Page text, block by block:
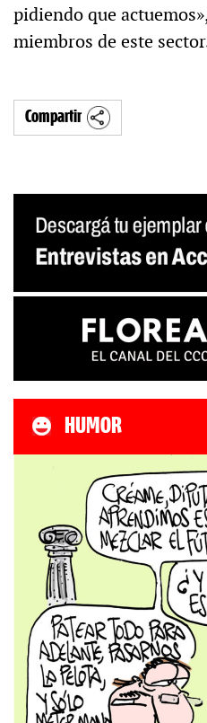
pidiendo que
miembros de este
Compartir
HUMOR